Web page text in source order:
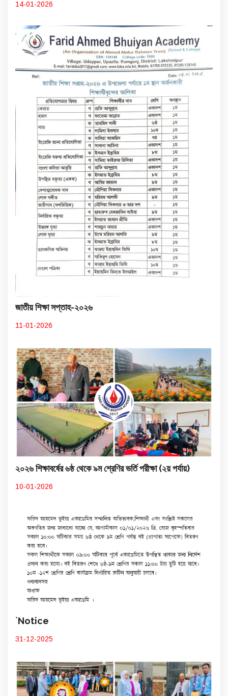
14-01-2026
জাতীয় শিক্ষা সপ্তাহ-২০২৬
11-01-2026
২০২৬ শিক্ষাবর্ষের ৬ষ্ঠ থেকে ৯ম শ্রেণির ভর্তি পরীক্ষা (২য় পর্যায়)
10-01-2026
`Notice
31-12-2025